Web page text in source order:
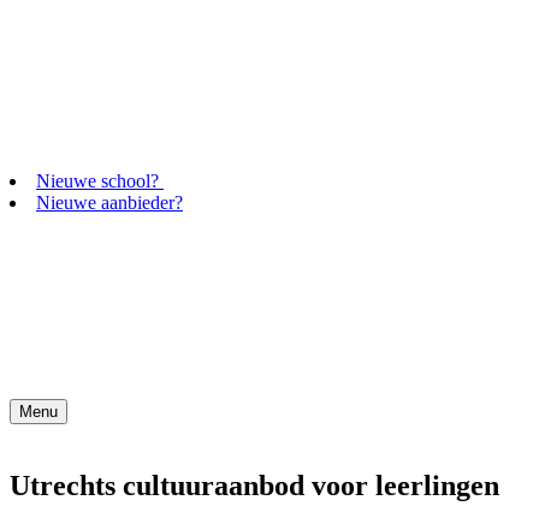
Nieuwe school?
Nieuwe aanbieder?
Menu
Utrechts cultuuraanbod voor leerlingen